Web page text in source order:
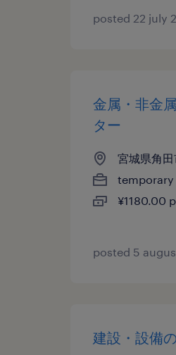
posted 22 july
金属・非金
ター
宮城県角
temporary
¥1180.00
posted 5
建設・設備